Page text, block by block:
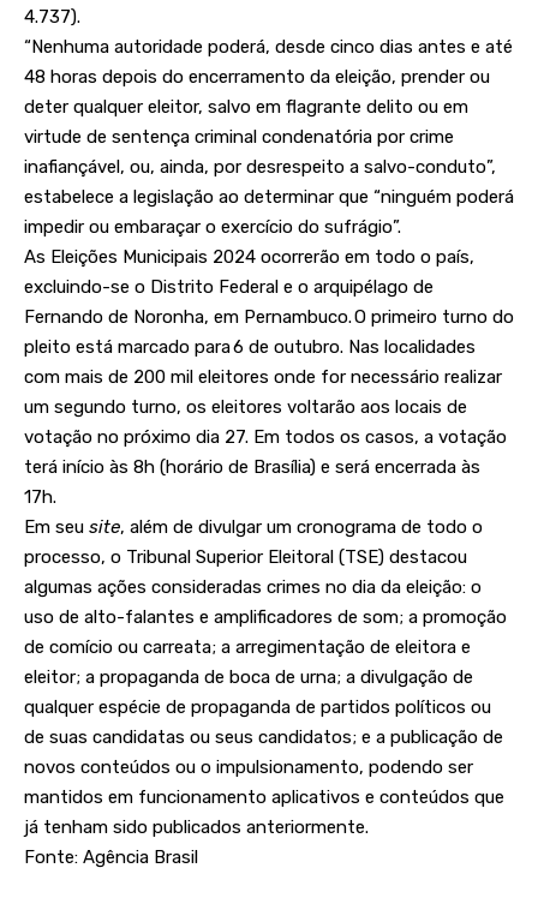
4.737).
“Nenhuma autoridade poderá, desde cinco dias antes e até
48 horas depois do encerramento da eleição, prender ou
deter qualquer eleitor, salvo em flagrante delito ou em
virtude de sentença criminal condenatória por crime
inafiançável, ou, ainda, por desrespeito a salvo-conduto”,
estabelece a legislação ao determinar que “ninguém poderá
impedir ou embaraçar o exercício do sufrágio”.
As Eleições Municipais 2024 ocorrerão em todo o país,
excluindo-se o Distrito Federal e o arquipélago de
Fernando de Noronha, em Pernambuco. O primeiro turno do
pleito está marcado para 6 de outubro. Nas localidades
com mais de 200 mil eleitores onde for necessário realizar
um segundo turno, os eleitores voltarão aos locais de
votação no próximo dia 27. Em todos os casos, a votação
terá início às 8h (horário de Brasília) e será encerrada às
17h.
Em seu site, além de divulgar um cronograma de todo o
processo, o Tribunal Superior Eleitoral (TSE) destacou
algumas ações consideradas crimes no dia da eleição: o
uso de alto-falantes e amplificadores de som; a promoção
de comício ou carreata; a arregimentação de eleitora e
eleitor; a propaganda de boca de urna; a divulgação de
qualquer espécie de propaganda de partidos políticos ou
de suas candidatas ou seus candidatos; e a publicação de
novos conteúdos ou o impulsionamento, podendo ser
mantidos em funcionamento aplicativos e conteúdos que
já tenham sido publicados anteriormente.
Fonte: Agência Brasil